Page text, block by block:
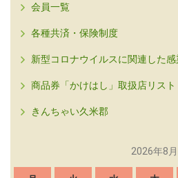
会員一覧
各種共済・保険制度
新型コロナウイルスに関連した
商品券「かけはし」取扱店リスト
きんちゃい久米郡
2026年8月